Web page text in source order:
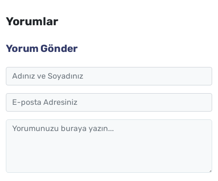
Yorumlar
Yorum Gönder